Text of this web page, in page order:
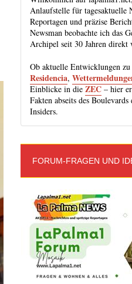
Anlaufstelle für tagesaktuelle
Reportagen und präzise
Newsman beobachte ich das
Archipel seit 30 Jahren direkt
Ob aktuelle Entwicklungen
Residencia,
Einblicke in dieZEC – hier
Fakten abseits des
Insiders.
FORUM-FRAGEN UND